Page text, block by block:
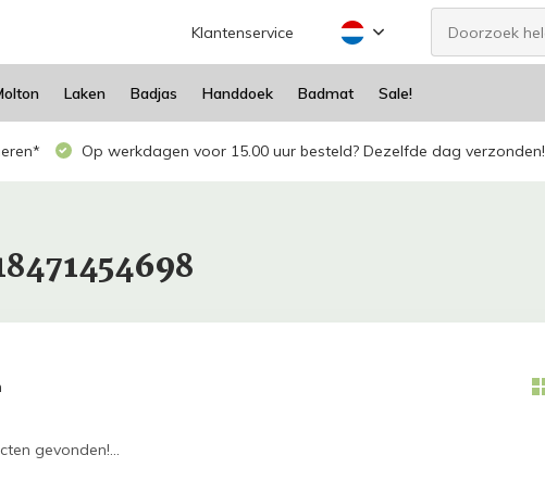
Klantenservice
Laken Badjas Handdoek Badmat Sale!
Op werkdagen voor 15.00 uur besteld? Dezelfde dag verzonden!
gevonden!...